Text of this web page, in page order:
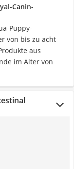
Canin-
Puppy-
von bis zu acht
aus
im Alter von